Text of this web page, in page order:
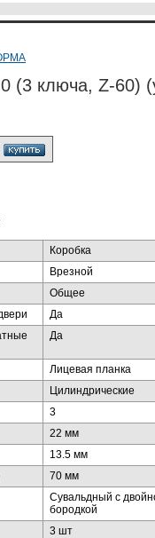
(3 ключа, Z-60)
Коробка
Врезной
Общее
Да
Да
Лицевая планка
Цилиндрические
3
22 мм
13.5 мм
70 мм
Сувальдный с
бородкой
3 шт